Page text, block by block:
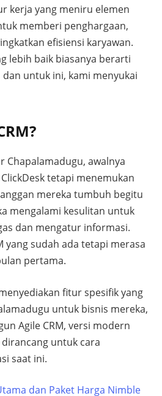
kerja yang meniru elemen
memberi penghargaan,
efisiensi karyawan.
lebih baik biasanya berarti
untuk ini, kami menyukai
Chapalamadugu, awalnya
tetapi menemukan
mereka tumbuh begitu
mengalami kesulitan untuk
dan mengatur informasi.
yang sudah ada tetapi merasa
pertama.
fitur spesifik yang
untuk bisnis mereka,
Agile CRM, versi modern
untuk cara
saat ini.
dan Paket Harga Nimble